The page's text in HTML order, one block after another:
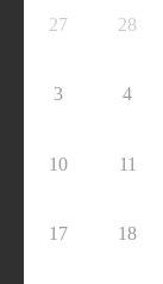
27 28
3 4
10 11
17 18